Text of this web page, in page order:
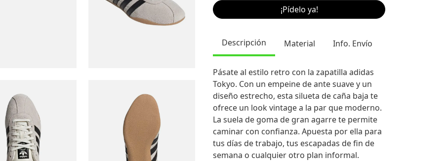
¡Pídelo ya!
Descripción Material Info. Envío
Pásate al estilo retro con la zapatilla adidas
Tokyo. Con un empeine de ante suave y un
diseño estrecho, esta silueta de caña baja te
ofrece un look vintage a la par que moderno.
La suela de goma de gran agarre te permite
caminar con confianza. Apuesta por ella para
tus días de trabajo, tus escapadas de fin de
semana o cualquier otro plan informal.